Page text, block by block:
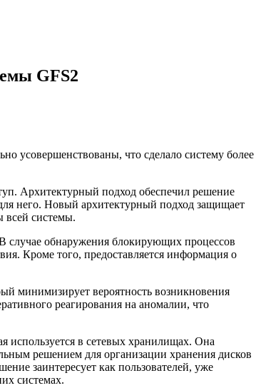
GFS2
усовершенствованы, что сделало систему более
Архитектурный подход обеспечил решение
него. Новый архитектурный подход защищает
всей системы.
случае обнаружения блокирующих процессов
Кроме того, предоставляется информация о
минимизирует вероятность возникновения
реагирования на аномалии, что
используется в сетевых хранилищах. Она
решением для организации хранения дисков
заинтересует как пользователей, уже
системах.